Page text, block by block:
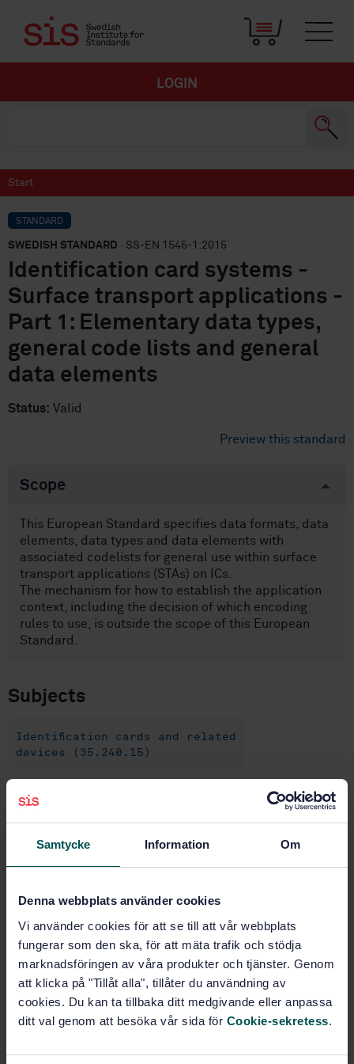
Samtycke Information Om
Denna webbplats använder cookies
Vi använder cookies för att se till att vår webbplats
fungerar som den ska, för att mäta trafik och stödja
marknadsföringen av våra produkter och tjänster. Genom
att klicka på "Tillåt alla", tillåter du användning av
cookies. Du kan ta tillbaka ditt medgivande eller anpassa
ditt val genom att besöka vår sida för Cookie-sekretess.
LOGIN
Start
STANDARD
SWEDISH STANDARD · SS-EN 1545-1:2015
Identification card systems -
Surface transport applications -
Part 1: Elementary data types,
general code lists and general
data elements
Status: Valid
Preview this standard
Scope
This European Standard specifies data formats, data
elements, data types and data elements with
associated codelists for general use within surface
transport applications (STAs) on ICs.
The mechanism for how to establish the application
context, including the decision of which encoding
rules to use, is outside the scope of this European
Standard.
Subjects
Identification cards and related
devices (35.240.15)
STANDARD
Identification card systems - Surface transport
code lists and general data elements
Subscribe on standards - Read more
Price:1 865 SEK
Add to cart